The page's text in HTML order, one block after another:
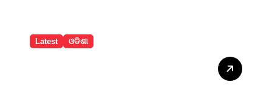
Latest ଓଡିଶା